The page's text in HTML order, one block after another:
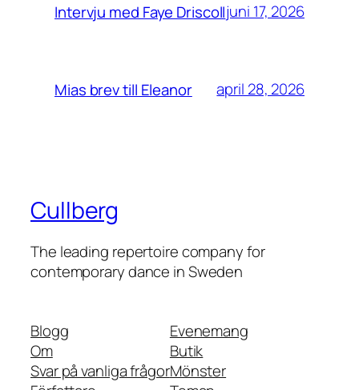
Intervju med Faye Driscolljuni 17, 2026
Mias brev till Eleanor april 28, 2026
Cullberg
The leading repertoire company for
contemporary dance in Sweden
Blogg
Om
Svar på vanliga frågor
Evenemang
Butik
Mönster